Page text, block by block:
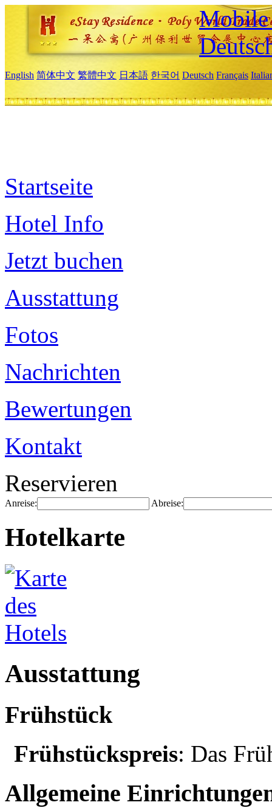
Mobile
English 简体中文 繁體中文 日本語 한국어 Deutsch Français
Startseite
Hotel Info
Jetzt buchen
Ausstattung
Fotos
Nachrichten
Bewertungen
Kontakt
Reservieren
Anreise: Abreise:
Hotelkarte
Ausstattung
Frühstück
Frühstückspreis: Das
Allgemeine